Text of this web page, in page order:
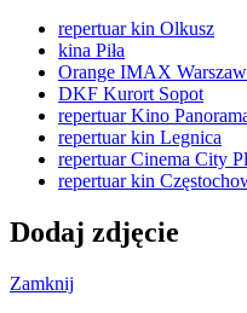
repertuar kin Olkusz
kina Piła
Orange IMAX
DKF Kurort Sopot
repertuar Kino
repertuar kin Legnica
repertuar Cinema City
repertuar kin
Dodaj zdjęcie
Zamknij